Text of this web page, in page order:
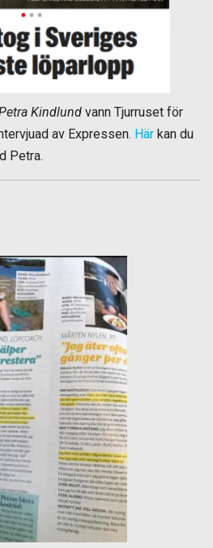
Kindlund vann Tjurruset för
av Expressen. Här kan du
Petra.